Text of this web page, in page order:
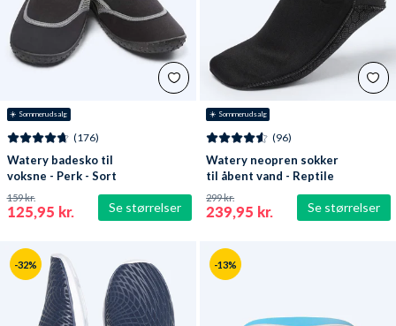
☀️ Sommerudsalg
Se størrelser
(176)
Watery badesko til
voksne - Perk - Sort
125,95 kr.
159 kr.
☀️ Sommerudsalg
Se størrelser
(96)
Watery neopren sokker
til åbent vand - Reptile
(3 mm) - Sort
239,95 kr.
299 kr.
-32% -13%